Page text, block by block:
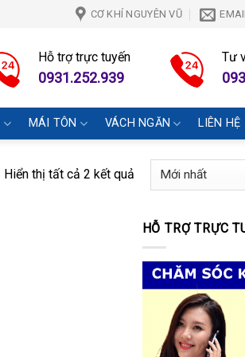
CƠ KHÍ NGUYÊN VŨ
Hỗ trợ trực tuyến
0931.252.939
Tư
MÁI TÔN VÁCH NGĂN LIÊN HỆ
Hiển thị tất cả 2 kết quả
HỖ TRỢ TRỰC